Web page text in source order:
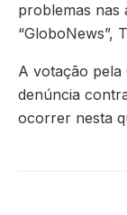
problemas nas
“GloboNews”,
A votação pela
denúncia
ocorrer nesta